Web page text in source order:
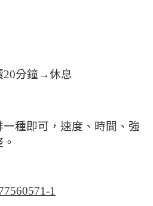
20分鐘→休息
種即可，速度、時間、強